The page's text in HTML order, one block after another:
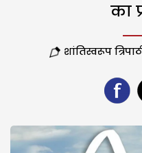
का
शांतिस्वरूप